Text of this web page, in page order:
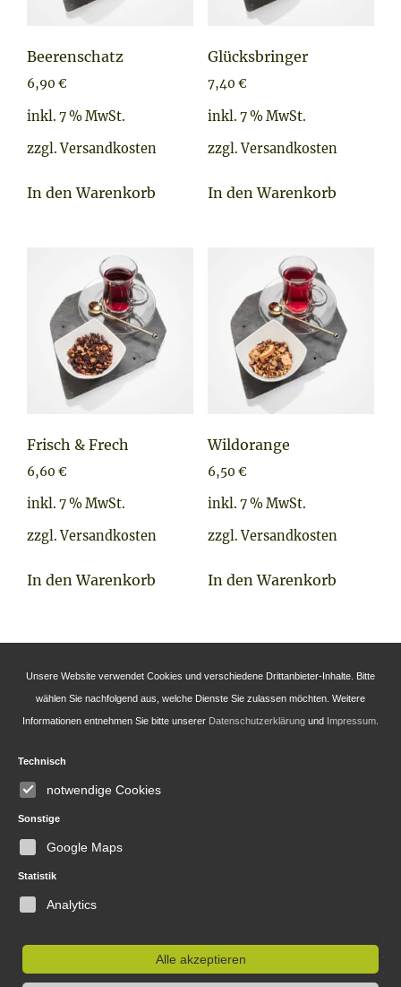
Beerenschatz
6,90 €
inkl. 7 % MwSt.
zzgl.Versandkosten
In den Warenkorb
Glücksbringer
7,40 €
inkl. 7 % MwSt.
zzgl.Versandkosten
In den Warenkorb
Frisch & Frech
6,60 €
inkl. 7 % MwSt.
zzgl.Versandkosten
In den Warenkorb
Wildorange
6,50 €
inkl. 7 % MwSt.
zzgl.Versandkosten
In den Warenkorb
Teehaus Erfurt
Anger 1-3, 99084 Erfurt
0176 84 23 57 03
info@teehaus-erfurt.de
Unsere Website verwendet Cookies und verschiedene Drittanbieter-Inhalte. Bitte
wählen Sie nachfolgend aus, welche Dienste Sie zulassen möchten. Weitere
Informationen entnehmen Sie bitte unserer Datenschutzerklärung und Impressum
Technisch
notwendige Cookies
Sonstige
Google Maps
Statistik
Analytics
Alle akzeptieren